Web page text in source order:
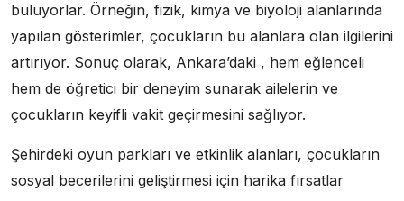
buluyorlar. Örneğin, fizik, kimya ve biyoloji alanlarında
yapılan gösterimler, çocukların bu alanlara olan ilgilerini
artırıyor. Sonuç olarak, Ankara’daki , hem eğlenceli
hem de öğretici bir deneyim sunarak ailelerin ve
çocukların keyifli vakit geçirmesini sağlıyor.
Şehirdeki oyun parkları ve etkinlik alanları, çocukların
sosyal becerilerini geliştirmesi için harika fırsatlar